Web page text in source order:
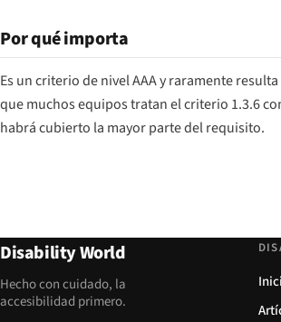
Por qué importa
Es un criterio de nivel AAA y raramente
que muchos equipos tratan el criterio 1.3.6
habrá cubierto la mayor parte del requisito.
Disability World
Hecho con cuidado, la
accesibilidad primero.